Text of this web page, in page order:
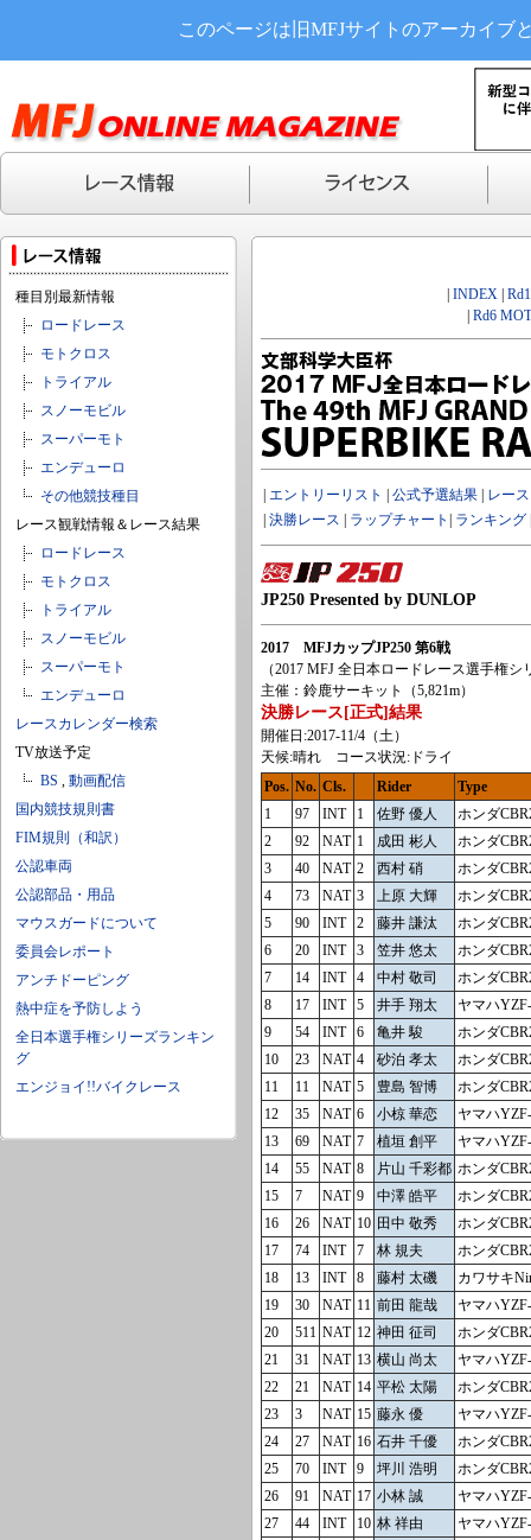
このページは旧MFJサイトのアーカイブ
種目別最新情報
ロードレース
モトクロス
トライアル
スノーモビル
スーパーモト
エンデューロ
その他競技種目
レース観戦情報＆レース結果
ロードレース
モトクロス
トライアル
スノーモビル
スーパーモト
エンデューロ
レースカレンダー検索
TV放送予定
BS , 動画配信
国内競技規則書
FIM規則（和訳）
公認車両
公認部品・用品
マウスガードについて
委員会レポート
アンチドーピング
熱中症を予防しよう
全日本選手権シリーズランキン
グ
エンジョイ!!バイクレース
INDEX
Rd6
エントリーリスト 公式予選結果
レー
決勝レース ラップチャート ランキング
JP250 Presented by DUNLOP
2017 MFJカップJP250 第6戦
（2017 MFJ 全日本ロードレース選手権
主催：鈴鹿サーキット（5,821m）
決勝レース[正式]結果
開催日:2017-11/4（土）
天候:晴れ コース状況:ドライ
Pos. No. Cls. Rider
Type
1
97 INT 1 佐野 優人
ホンダ
2
92 NAT 1 成田 彬人
ホンダ
3
40 NAT 2 西村 硝
ホンダ
4
73 NAT 3 上原 大輝
ホンダ
5
90 INT 2 藤井 謙汰
ホンダ
6
20 INT 3 笠井 悠太
ホンダ
7
14 INT 4 中村 敬司
ホンダ
8
17 INT 5 井手 翔太
ヤマハ
9
54 INT 6 亀井 駿
ホンダ
10
23 NAT 4 砂泊 孝太
ホンダ
11
11 NAT 5 豊島 智博
ホンダ
12
35 NAT 6 小椋 華恋
ヤマハ
13
69 NAT 7 植垣 創平
ヤマハ
14
55 NAT 8 片山 千彩都 ホンダ
15
7 NAT 9 中澤 皓平
ホンダ
16
26 NAT 10 田中 敬秀
ホンダ
17
74 INT 7 林 規夫
ホンダ
18
13 INT 8 藤村 太磯
カワサキ
19
30 NAT 11 前田 龍哉
ヤマハ
20
511 NAT 12 神田 征司
ホンダ
21
31 NAT 13 横山 尚太
ヤマハ
22
21 NAT 14 平松 太陽
ホンダ
23
3 NAT 15 藤永 優
ヤマハ
24
27 NAT 16 石井 千優
ホンダ
25
70 INT 9 坪川 浩明
ホンダ
26
91 NAT 17 小林 誠
ヤマハ
27
44 INT 10 林 祥由
ヤマハ